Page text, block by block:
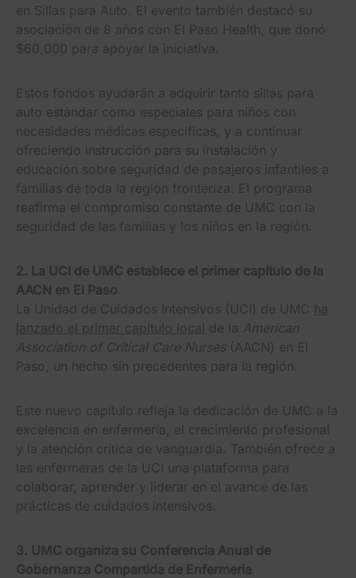
en Sillas para Auto. El evento también destacó su
asociación de 8 años con El Paso Health, que donó
$60,000 para apoyar la iniciativa.
Estos fondos ayudarán a adquirir tanto sillas para
auto estándar como especiales para niños con
necesidades médicas específicas, y a continuar
ofreciendo instrucción para su instalación y
educación sobre seguridad de pasajeros infantiles a
familias de toda la región fronteriza. El programa
reafirma el compromiso constante de UMC con la
seguridad de las familias y los niños en la región.
2. La UCI de UMC establece el primer capítulo de la
AACN en El Paso
La Unidad de Cuidados Intensivos (UCI) de UMC ha
lanzado el primer capítulo local de la American
Association of Critical Care Nurses (AACN) en El
Paso, un hecho sin precedentes para la región.
Este nuevo capítulo refleja la dedicación de UMC a la
excelencia en enfermería, el crecimiento profesional
y la atención crítica de vanguardia. También ofrece a
las enfermeras de la UCI una plataforma para
colaborar, aprender y liderar en el avance de las
prácticas de cuidados intensivos.
3. UMC organiza su Conferencia Anual de
Gobernanza Compartida de Enfermería